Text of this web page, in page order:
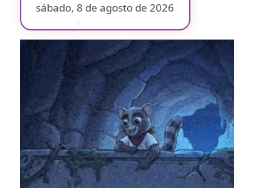
sábado, 8 de agosto de 2026
❄
❄
❄
❄
❄
❄ ❄
❄
❄
❄